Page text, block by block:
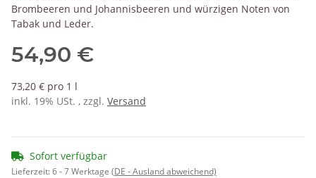
Brombeeren und Johannisbeeren und würzigen Noten von
Tabak und Leder.
54,90 €
73,20 € pro 1 l
inkl. 19% USt. , zzgl. Versand
Sofort verfügbar
Lieferzeit:6 - 7 Werktage (DE - Ausland abweichend)